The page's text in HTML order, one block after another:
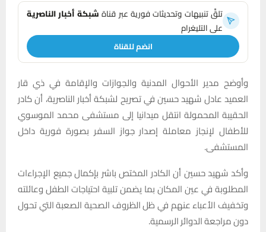
تلقَّ تنبيهات وتحديثات فورية عبر قناةشبكة أخبار الناصرية
على التليغرام
انضم للقناة
وأوضح مدير الأحوال المدنية والجوازات والإقامة في ذي قار
العميد عادل شهيد حسين في تصريح لشبكة أخبار الناصرية، أن كادر
الحقيبة المحمولة انتقل ميدانيا إلى مستشفى محمد الموسوي
للأطفال لإنجاز معاملة إصدار جواز السفر بصورة فورية داخل
المستشفى.
وأكد شهيد حسين أن الكادر المختص باشر بإكمال جميع الإجراءات
المطلوبة في عين المكان بما يضمن تلبية احتياجات الطفل وعائلته
وتخفيف الأعباء عنهم في ظل الظروف الصحية الصعبة التي تحول
دون مراجعة الدوائر الرسمية.